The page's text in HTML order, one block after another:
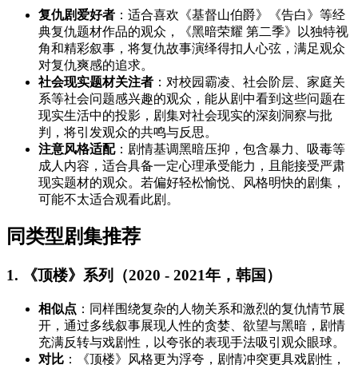
复仇剧爱好者 ：适合喜欢《基督山伯爵》《告白》等经
典复仇题材作品的观众，《黑暗荣耀 第二季》以独特视
角和精彩叙事，将复仇故事演绎得扣人心弦，满足观众
对复仇爽感的追求。
社会现实题材关注者 ：对校园霸凌、社会阶层、家庭关
系等社会问题感兴趣的观众，能从剧中看到这些问题在
现实生活中的投影，剧集对社会现实的深刻洞察与批
判，将引发观众的共鸣与反思。
注意风格适配：剧情基调黑暗压抑，包含暴力、吸毒等
成人内容，适合具备一定心理承受能力，且能接受严肃
现实题材的观众。若偏好轻松愉悦、风格明快的剧集，
可能不太适合观看此剧。
同类型剧集推荐
1. 《顶楼》系列（2020 - 2021年，韩国）
相似点 ：同样围绕复杂的人物关系和激烈的复仇情节展
开，通过多线叙事展现人性的贪婪、欲望与黑暗，剧情
充满反转与戏剧性，以夸张的表现手法吸引观众眼球。
对比 ：《顶楼》风格更为浮夸，剧情冲突更具戏剧性，